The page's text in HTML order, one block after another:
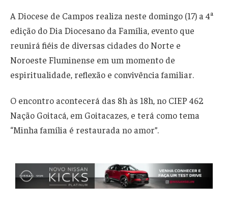
A Diocese de Campos realiza neste domingo (17) a 4ª
edição do Dia Diocesano da Família, evento que
reunirá fiéis de diversas cidades do Norte e
Noroeste Fluminense em um momento de
espiritualidade, reflexão e convivência familiar.
O encontro acontecerá das 8h às 18h, no CIEP 462
Nação Goitacá, em Goitacazes, e terá como tema
“Minha família é restaurada no amor”.